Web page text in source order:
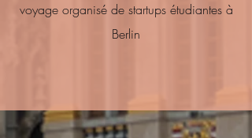
voyage organisé de startups étudiantes à
Berlin